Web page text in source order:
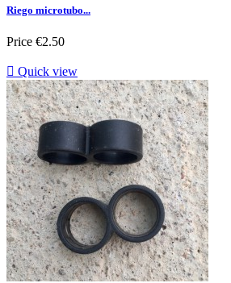
Riego microtubo...
Price €2.50
 Quick view